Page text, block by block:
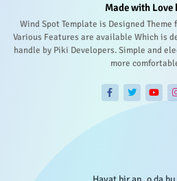
Made with Love
Wind Spot Template is Designed Theme
Various Features are available Which is
handle by Piki Developers. Simple and
more